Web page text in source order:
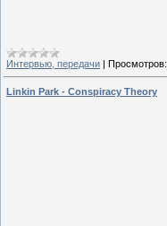
Интервью, передачи | Просмотров:
Linkin Park - Conspiracy Theory